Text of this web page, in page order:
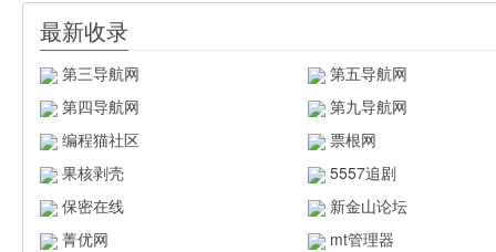
最新收录
第三导航网
第五导航网
第四导航网
第九导航网
编程猫社区
票根网
果核剥壳
5557追剧
保密在线
新金山论坛
菁优网
mt管理器